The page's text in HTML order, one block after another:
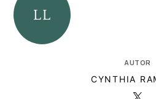
AUTOR
CYNTHIA